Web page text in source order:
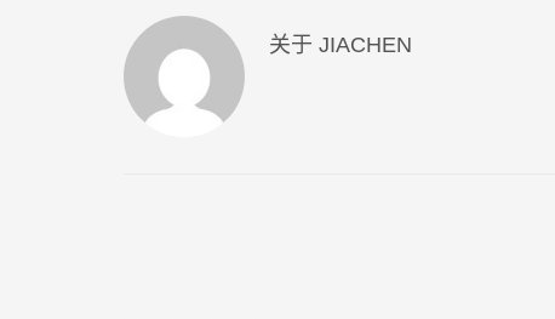
关于 JIACHEN